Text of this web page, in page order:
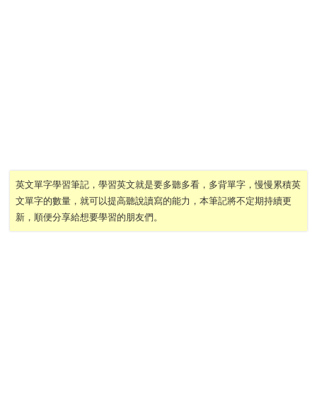
英文單字學習筆記，學習英文就是要多聽多看，多背單字，慢慢累積英
文單字的數量，就可以提高聽說讀寫的能力，本筆記將不定期持續更
新，順便分享給想要學習的朋友們。